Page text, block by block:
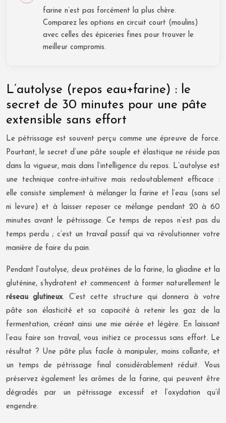
farine n’est pas forcément la plus chère.
Comparez les options en circuit court (moulins)
avec celles des épiceries fines pour trouver le
meilleur compromis.
L’autolyse (repos eau+farine) : le
secret de 30 minutes pour une pâte
extensible sans effort
Le pétrissage est souvent perçu comme une épreuve de force.
Pourtant, le secret d’une pâte souple et élastique ne réside pas
dans la vigueur, mais dans l’intelligence du repos. L’autolyse est
une technique contre-intuitive mais redoutablement efficace :
elle consiste simplement à mélanger la farine et l’eau (sans sel
ni levure) et à laisser reposer ce mélange pendant 20 à 60
minutes avant le pétrissage. Ce temps de repos n’est pas du
temps perdu ; c’est un travail passif qui va révolutionner votre
manière de faire du pain.
Pendant l’autolyse, deux protéines de la farine, la gliadine et la
gluténine, s’hydratent et commencent à former naturellement le
réseau glutineux. C’est cette structure qui donnera à votre
pâte son élasticité et sa capacité à retenir les gaz de la
fermentation, créant ainsi une mie aérée et légère. En laissant
l’eau faire son travail, vous initiez ce processus sans effort. Le
résultat ? Une pâte plus facile à manipuler, moins collante, et
un temps de pétrissage final considérablement réduit. Vous
préservez également les arômes de la farine, qui peuvent être
dégradés par un pétrissage excessif et l’oxydation qu’il
engendre.